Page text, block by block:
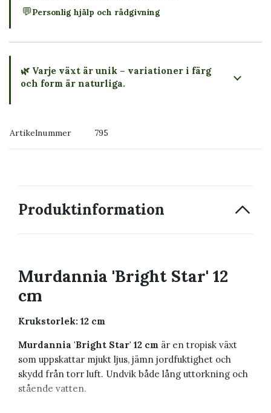
💬Personlig hjälp och rådgivning
🌿 Varje växt är unik – variationer i färg
och form är naturliga.
Artikelnummer 795
Produktinformation
Murdannia 'Bright Star' 12
cm
Krukstorlek: 12 cm
Murdannia 'Bright Star' 12 cm är en tropisk växt
som uppskattar mjukt ljus, jämn jordfuktighet och
skydd från torr luft. Undvik både lång uttorkning och
stående vatten.